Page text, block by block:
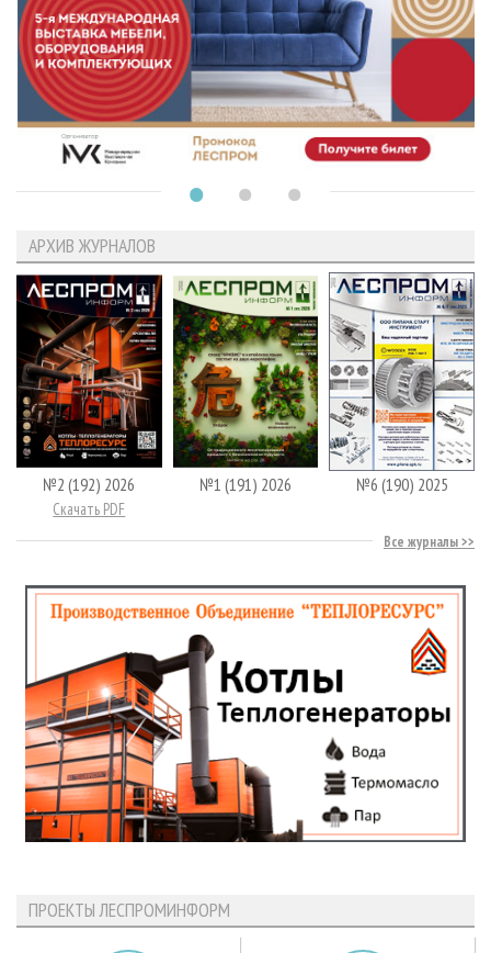
АРХИВ ЖУРНАЛОВ
№2 (192) 2026
Скачать PDF
№1 (191) 2026 №6 (190) 2025
Все журналы
ПРОЕКТЫ ЛЕСПРОМИНФОРМ